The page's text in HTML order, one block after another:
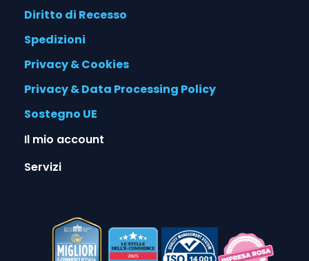
Diritto di Recesso
Spedizioni
Privacy & Cookies
Privacy & Data Processing Policy
Sostegno UE
Il mio account
Servizi